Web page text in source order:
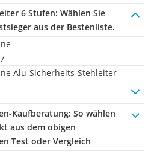
6 Stufen: Wählen Sie
aus der Bestenliste.
Alu-Sicherheits-Stehleiter
Kaufberatung: So wählen
aus dem obigen
Test oder Vergleich